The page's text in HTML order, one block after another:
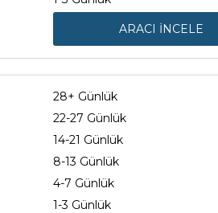
ARACI İNCELE
28+ Günlük
22-27 Günlük
14-21 Günlük
8-13 Günlük
4-7 Günlük
1-3 Günlük